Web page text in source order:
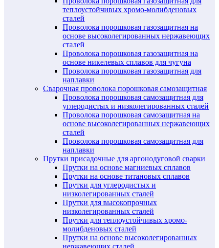
теплоустойчивых хромо-молибденовых
сталей
Проволока порошковая газозащитная на
основе высоколегированных нержавеющих
сталей
Проволока порошковая газозащитная на
основе никелевых сплавов для чугуна
Проволока порошковая газозащитная для
наплавки
Сварочная проволока порошковая самозащитная
Проволока порошковая самозащитная для
углеродистых и низколегированных сталей
Проволока порошковая самозащитная на
основе высоколегированных нержавеющих
сталей
Проволока порошковая самозащитная для
наплавки
Прутки присадочные для аргонодуговой сварки
Прутки на основе магниевых сплавов
Прутки на основе титановых сплавов
Прутки для углеродистых и
низколегированных сталей
Прутки для высокопрочных
низколегированных сталей
Прутки для теплоустойчивых хромо-
молибденовых сталей
Прутки на основе высоколегированных
нержавеющих сталей